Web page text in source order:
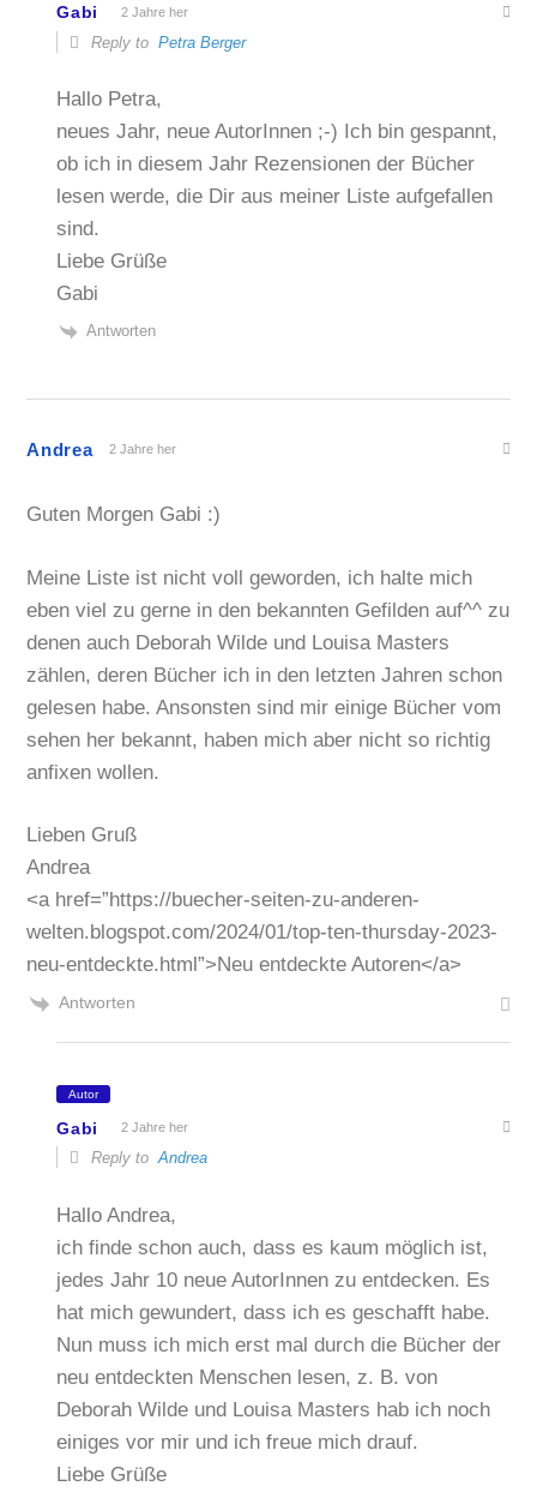
Gabi 2 Jahre her
Reply toPetra Berger
Hallo Petra,
neues Jahr, neue AutorInnen ;-) Ich bin gespannt,
ob ich in diesem Jahr Rezensionen der Bücher
lesen werde, die Dir aus meiner Liste aufgefallen
sind.
Liebe Grüße
Gabi
Antworten
Andrea 2 Jahre her
Guten Morgen Gabi :)
Meine Liste ist nicht voll geworden, ich halte mich
eben viel zu gerne in den bekannten Gefilden auf^^ zu
denen auch Deborah Wilde und Louisa Masters
zählen, deren Bücher ich in den letzten Jahren schon
gelesen habe. Ansonsten sind mir einige Bücher vom
sehen her bekannt, haben mich aber nicht so richtig
anfixen wollen.
Lieben Gruß
Andrea
<a href=”https://buecher-seiten-zu-anderen-
welten.blogspot.com/2024/01/top-ten-thursday-2023-
neu-entdeckte.html”>Neu entdeckte Autoren</a>
Antworten
Autor
Gabi 2 Jahre her
Reply toAndrea
Hallo Andrea,
ich finde schon auch, dass es kaum möglich ist,
jedes Jahr 10 neue AutorInnen zu entdecken. Es
hat mich gewundert, dass ich es geschafft habe.
Nun muss ich mich erst mal durch die Bücher der
neu entdeckten Menschen lesen, z. B. von
Deborah Wilde und Louisa Masters hab ich noch
einiges vor mir und ich freue mich drauf.
Liebe Grüße